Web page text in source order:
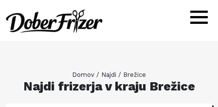
Domov / Najdi / Brežice
Najdi frizerja v kraju Brežice